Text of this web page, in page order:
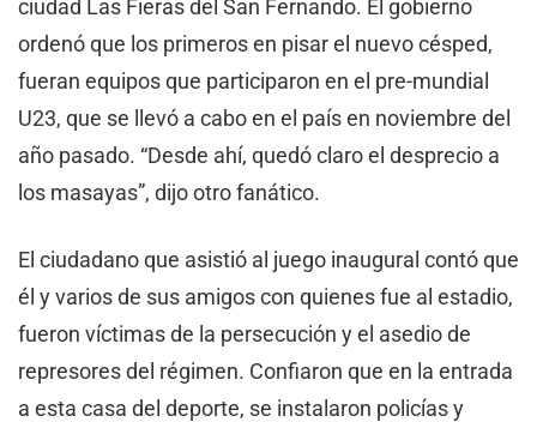
ciudad Las Fieras del San Fernando. El gobierno
ordenó que los primeros en pisar el nuevo césped,
fueran equipos que participaron en el pre-mundial
U23, que se llevó a cabo en el país en noviembre del
año pasado. “Desde ahí, quedó claro el desprecio a
los masayas”, dijo otro fanático.
El ciudadano que asistió al juego inaugural contó que
él y varios de sus amigos con quienes fue al estadio,
fueron víctimas de la persecución y el asedio de
represores del régimen. Confiaron que en la entrada
a esta casa del deporte, se instalaron policías y